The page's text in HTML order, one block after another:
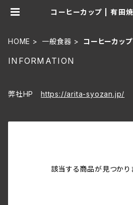
コーヒーカップ | 有田
HOME 一般食器 コーヒーカップ
INFORMATION
弊社HP https://arita-syozan.jp/
該当する商品が見つかり